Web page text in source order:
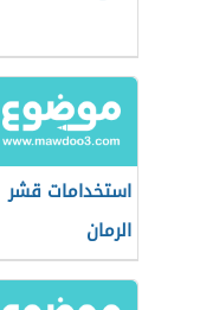
استخدامات قشر
الرمان